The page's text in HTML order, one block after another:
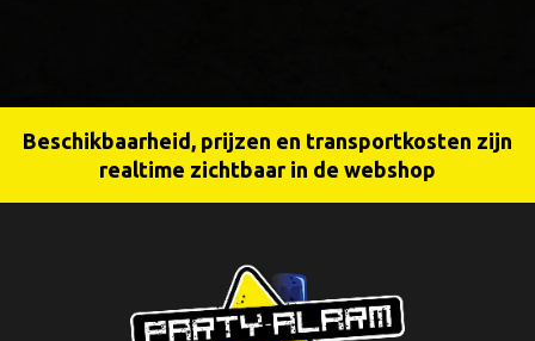
Beschikbaarheid, prijzen en transportkosten zijn
realtime zichtbaar in de webshop